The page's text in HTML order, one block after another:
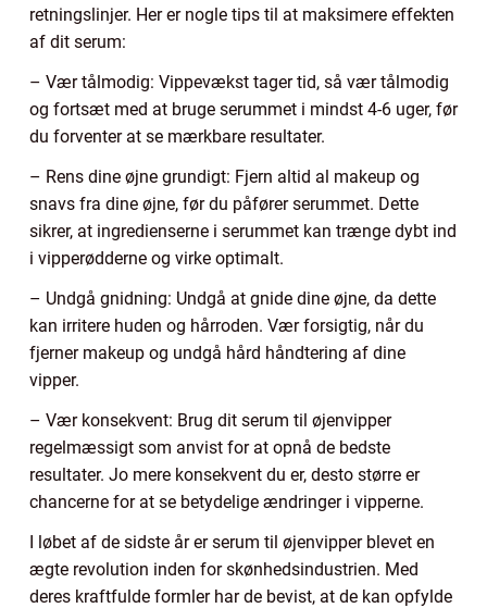
retningslinjer. Her er nogle tips til at maksimere effekten
af dit serum:
– Vær tålmodig: Vippevækst tager tid, så vær tålmodig
og fortsæt med at bruge serummet i mindst 4-6 uger, før
du forventer at se mærkbare resultater.
– Rens dine øjne grundigt: Fjern altid al makeup og
snavs fra dine øjne, før du påfører serummet. Dette
sikrer, at ingredienserne i serummet kan trænge dybt ind
i vipperødderne og virke optimalt.
– Undgå gnidning: Undgå at gnide dine øjne, da dette
kan irritere huden og hårroden. Vær forsigtig, når du
fjerner makeup og undgå hård håndtering af dine
vipper.
– Vær konsekvent: Brug dit serum til øjenvipper
regelmæssigt som anvist for at opnå de bedste
resultater. Jo mere konsekvent du er, desto større er
chancerne for at se betydelige ændringer i vipperne.
I løbet af de sidste år er serum til øjenvipper blevet en
ægte revolution inden for skønhedsindustrien. Med
deres kraftfulde formler har de bevist, at de kan opfylde